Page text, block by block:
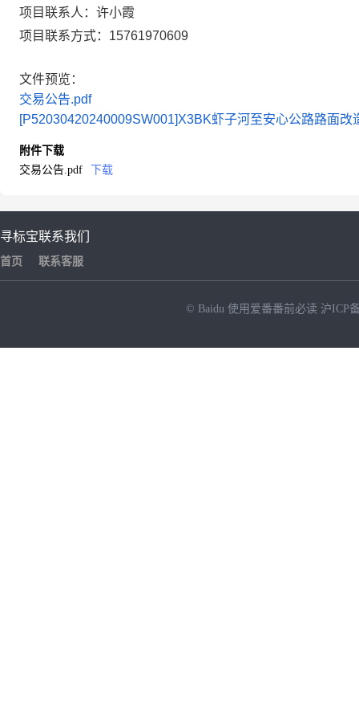
项目联系人： 许小霞
项目联系方式： 15761970609
文件预览：
交易公告.pdf
[P52030420240009SW001]X3BK虾子河至安心公路路面改
附件下载
交易公告.pdf
下载
寻标宝
首页
联系我们
联系客服
© Baidu 使用爱番番前必读 沪ICP